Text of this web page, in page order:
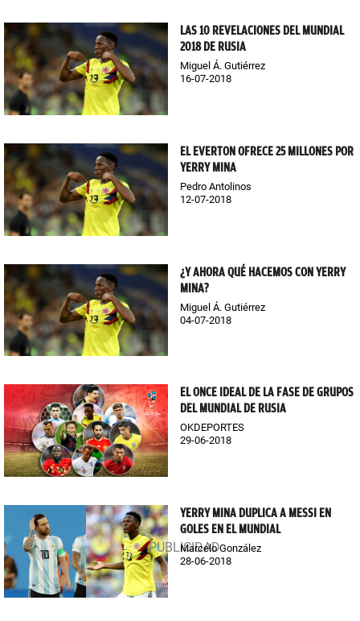
LAS 10 REVELACIONES DEL MUNDIAL
2018 DE RUSIA
Miguel Á. Gutiérrez
16-07-2018
EL EVERTON OFRECE 25 MILLONES POR
YERRY MINA
Pedro Antolinos
12-07-2018
¿Y AHORA QUÉ HACEMOS CON YERRY
MINA?
Miguel Á. Gutiérrez
04-07-2018
EL ONCE IDEAL DE LA FASE DE GRUPOS
DEL MUNDIAL DE RUSIA
OKDEPORTES
29-06-2018
YERRY MINA DUPLICA A MESSI EN
GOLES EN EL MUNDIAL
Marcelo González
28-06-2018